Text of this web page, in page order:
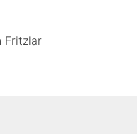
Fritzlar